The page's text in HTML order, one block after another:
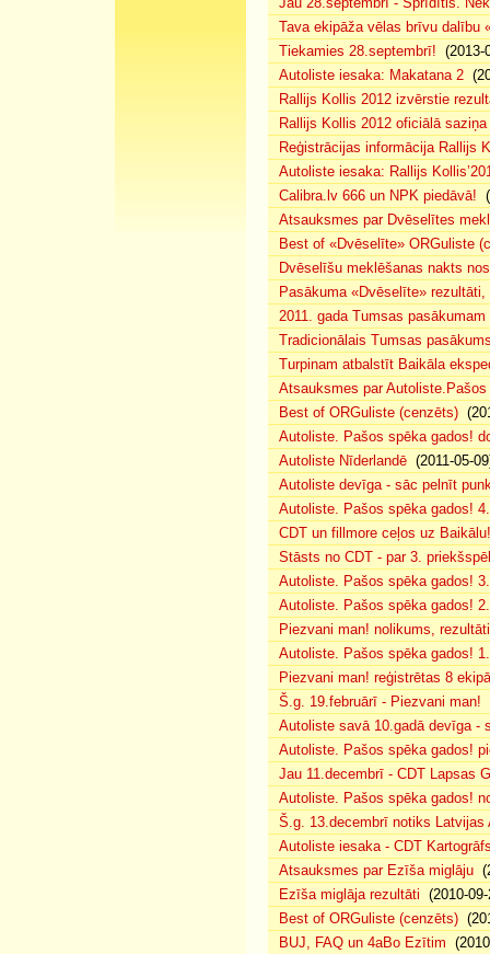
Tava ekipāža vēlas brīvu dalību
Tiekamies 28.septembrī! (2013-
Autoliste iesaka: Makatana 2
Rallijs Kollis 2012 izvērstie
Rallijs Kollis 2012 oficiālā saziņa
Reģistrācijas informācija Rallijs
Autoliste iesaka: Rallijs
Calibra.lv 666 un NPK piedāvā!
Atsauksmes par Dvēselītes
Best of «Dvēselīte» ORGuliste
Dvēselīšu meklēšanas nakts
Pasākuma «Dvēselīte»
2011. gada Tumsas
Tradicionālais Tumsas
Turpinam atbalstīt Baikāla
Atsauksmes par
Best of ORGuliste (cenzēts)
Autoliste. Pašos spēka gados!
Autoliste Nīderlandē (2011-05-
Autoliste devīga - sāc pelnīt
Autoliste. Pašos spēka gados!
CDT un fillmore ceļos uz Baikālu!
Stāsts no CDT - par 3.
Autoliste. Pašos spēka gados!
Autoliste. Pašos spēka gados!
Piezvani man! nolikums,
Autoliste. Pašos spēka gados!
Piezvani man! reģistrētas 8
Š.g. 19.februārī - Piezvani man!
Autoliste savā 10.gadā devīga -
Autoliste. Pašos spēka gados!
Jau 11.decembrī - CDT Lapsas
Autoliste. Pašos spēka gados!
Š.g. 13.decembrī notiks Latvijas
Autoliste iesaka - CDT
Atsauksmes par Ezīša miglāju
Ezīša miglāja rezultāti (2010-
Best of ORGuliste (cenzēts)
BUJ, FAQ un 4aBo Ezītim